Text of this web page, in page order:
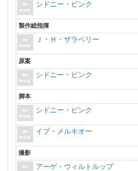
シドニー・ピンク
製作総指揮
Ｊ・Ｈ・ザラベリー
原案
シドニー・ピンク
脚本
シドニー・ピンク
イブ・メルキオー
撮影
アーゲ・ウィルトルップ